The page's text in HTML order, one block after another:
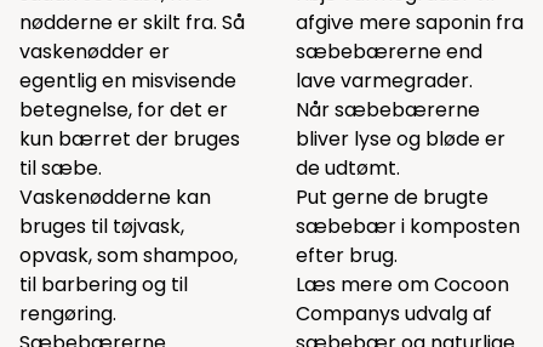
nødderne er skilt fra. Så
vaskenødder er
egentlig en misvisende
betegnelse, for det er
kun bærret der bruges
til sæbe.
Vaskenødderne kan
bruges til tøjvask,
opvask, som shampoo,
til barbering og til
rengøring.
afgive mere saponin fra
sæbebærerne end
lave varmegrader.
Når sæbebærerne
bliver lyse og bløde er
de udtømt.
Put gerne de brugte
sæbebær i komposten
efter brug.
Læs mere omCocoon
Companys udvalg af